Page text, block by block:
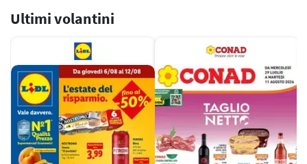
Ultimi volantini